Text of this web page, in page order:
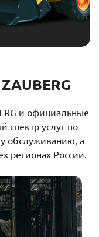
и официальные
спектр услуг по
обслуживанию, а
регионах России.